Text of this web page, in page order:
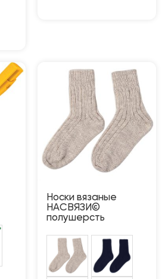
Носки вязаные
НАСВЯЗИ©
полушерсть